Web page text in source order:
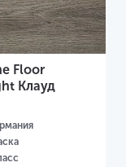
Floor
Клауд